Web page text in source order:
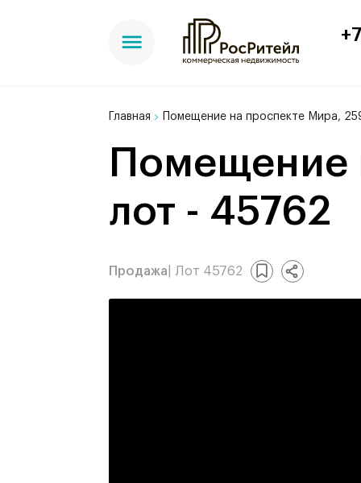
Главная Помещение на проспекте Мира,
Помещение на проспекте Мира, 259 м²,
лот - 45762
Продажа | Лот 45762